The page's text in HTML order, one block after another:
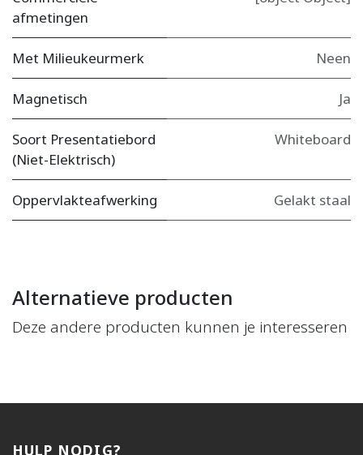
afmetingen
Met Milieukeurmerk Neen
Magnetisch Ja
Soort Presentatiebord
(Niet-Elektrisch)
Whiteboard
Oppervlakteafwerking Gelakt staal
Alternatieve producten
Deze andere producten kunnen je interesseren
HULP NODIG?